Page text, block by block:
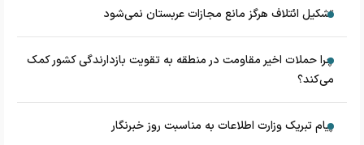
تشکیل ائتلاف هرگز مانع مجازات عربستان نمی‌شود
چرا حملات اخیر مقاومت در منطقه به تقویت بازدارندگی کشور کمک
می‌کند؟
پیام تبریک وزارت اطلاعات به مناسبت روز خبرنگار